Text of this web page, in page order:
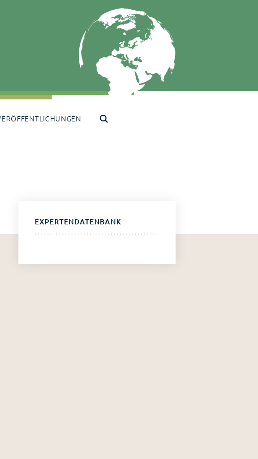
EXPERTENDATENBANK